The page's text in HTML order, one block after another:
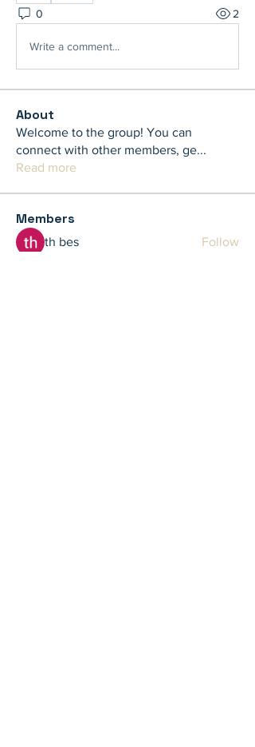
0 2
Write a comment...
About
Welcome to the group! You can
connect with other members, ge...
Read more
Members
th bes Follow